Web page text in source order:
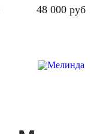
48 000 руб